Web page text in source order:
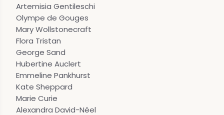
Artemisia Gentileschi
Olympe de Gouges
Mary Wollstonecraft
Flora Tristan
George Sand
Hubertine Auclert
Emmeline Pankhurst
Kate Sheppard
Marie Curie
Alexandra David-Néel